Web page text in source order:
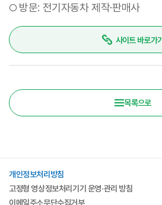
○ 방문: 전기자동차 제작·판매사
사이트 바로가기
목록으로
개인정보처리방침
고정형 영상정보처리기기 운영·관리 방침
이메일주소무단수집거부